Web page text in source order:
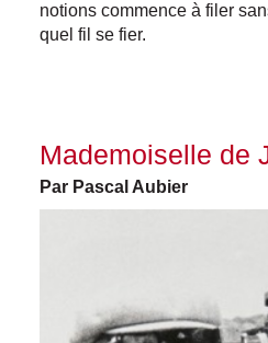
notions commence à filer
quel fil se fier.
Mademoiselle de
Par Pascal Aubier